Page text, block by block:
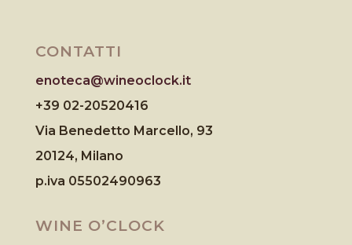
CONTATTI
enoteca@wineoclock.it
+39 02-20520416
Via Benedetto Marcello, 93
20124, Milano
p.iva 05502490963
WINE O’CLOCK